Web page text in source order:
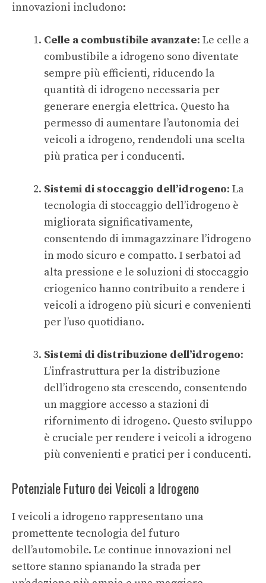
innovazioni includono:
Celle a combustibile avanzate: Le celle a
combustibile a idrogeno sono diventate
sempre più efficienti, riducendo la
quantità di idrogeno necessaria per
generare energia elettrica. Questo ha
permesso di aumentare l’autonomia dei
veicoli a idrogeno, rendendoli una scelta
più pratica per i conducenti.
Sistemi di stoccaggio dell’idrogeno: La
tecnologia di stoccaggio dell’idrogeno è
migliorata significativamente,
consentendo di immagazzinare l’idrogeno
in modo sicuro e compatto. I serbatoi ad
alta pressione e le soluzioni di stoccaggio
criogenico hanno contribuito a rendere i
veicoli a idrogeno più sicuri e convenienti
per l’uso quotidiano.
Sistemi di distribuzione dell’idrogeno:
L’infrastruttura per la distribuzione
dell’idrogeno sta crescendo, consentendo
un maggiore accesso a stazioni di
rifornimento di idrogeno. Questo sviluppo
è cruciale per rendere i veicoli a idrogeno
più convenienti e pratici per i conducenti.
Potenziale Futuro dei Veicoli a Idrogeno
I veicoli a idrogeno rappresentano una
promettente tecnologia del futuro
dell’automobile. Le continue innovazioni nel
settore stanno spianando la strada per